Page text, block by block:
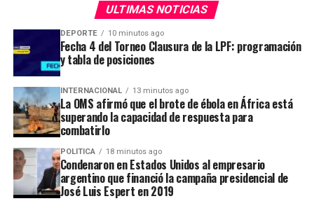
Esa operación forma parte de una investigación que
lleva adelante el fiscal de San Isidro Fernando
Domínguez, en una causa en la que Espert está
imputado por presunto lavado de dinero.
ADVERTISEMENT
ADVERTISEMENT
ULTIMAS NOTICIAS
DEPORTE 10 minutos ago
Fecha 4 del Torneo Clausura de la LPF: programación
y tabla de posiciones
INTERNACIONAL 13 minutos ago
La OMS afirmó que el brote de ébola en África está
superando la capacidad de respuesta para
combatirlo
POLITICA 18 minutos ago
Condenaron en Estados Unidos al empresario
argentino que financió la campaña presidencial de
José Luis Espert en 2019